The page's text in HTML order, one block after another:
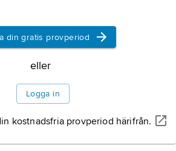
din gratis provperiod
eller
Logga in
kostnadsfria provperiod härifrån.